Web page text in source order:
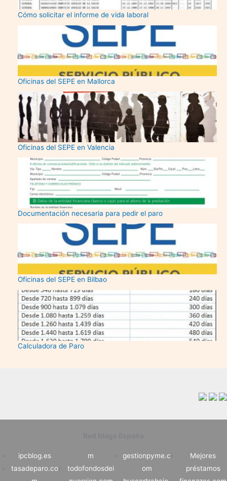
Cómo solicitar el informe de vida laboral
Oficinas del SEPE en Mallorca
Oficinas del SEPE en Valencia
Documentación necesaria para pedir el paro
Oficinas del SEPE en Bilbao
Calculadora de Paro
ipcblog.es
tasadeparo.co
m
todofondosdei
gestionpyme.c
om
Mejores
préstamos